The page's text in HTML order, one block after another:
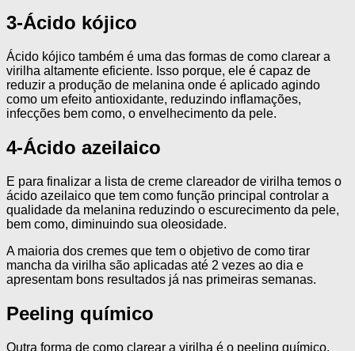
3-Ácido kójico
Ácido kójico também é uma das formas de como clarear a
virilha altamente eficiente. Isso porque, ele é capaz de
reduzir a produção de melanina onde é aplicado agindo
como um efeito antioxidante, reduzindo inflamações,
infecções bem como, o envelhecimento da pele.
4-Ácido azeilaico
E para finalizar a lista de creme clareador de virilha temos o
ácido azeilaico que tem como função principal controlar a
qualidade da melanina reduzindo o escurecimento da pele,
bem como, diminuindo sua oleosidade.
A maioria dos cremes que tem o objetivo de como tirar
mancha da virilha são aplicadas até 2 vezes ao dia e
apresentam bons resultados já nas primeiras semanas.
Peeling químico
Outra forma de como clarear a virilha é o peeling químico.